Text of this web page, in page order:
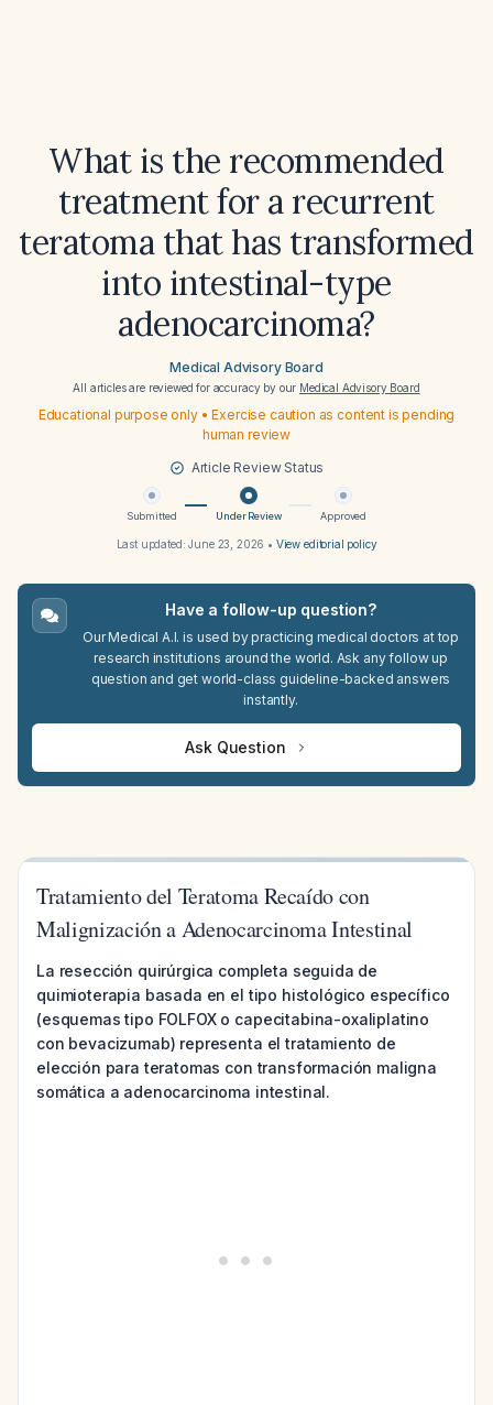
What is the recommended
treatment for a recurrent
teratoma that has transformed
into intestinal-type
adenocarcinoma?
Medical Advisory Board
All articles are reviewed for accuracy by our Medical Advisory Board
Educational purpose only • Exercise caution as content is pending
human review
Article Review Status
Submitted Under Review Approved
Last updated:June 23, 2026 • View editorial policy
Have a follow-up question?
Our Medical A.I. is used by practicing medical doctors at top
research institutions around the world. Ask any follow up
question and get world-class guideline-backed answers
instantly.
Ask Question
Tratamiento del Teratoma Recaído con
Malignización a Adenocarcinoma Intestinal
La resección quirúrgica completa seguida de
quimioterapia basada en el tipo histológico específico
(esquemas tipo FOLFOX o capecitabina-oxaliplatino
con bevacizumab) representa el tratamiento de
elección para teratomas con transformación maligna
somática a adenocarcinoma intestinal.